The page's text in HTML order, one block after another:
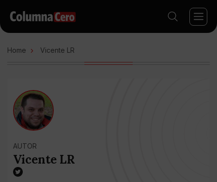
Home Vicente LR
AUTOR
Vicente LR